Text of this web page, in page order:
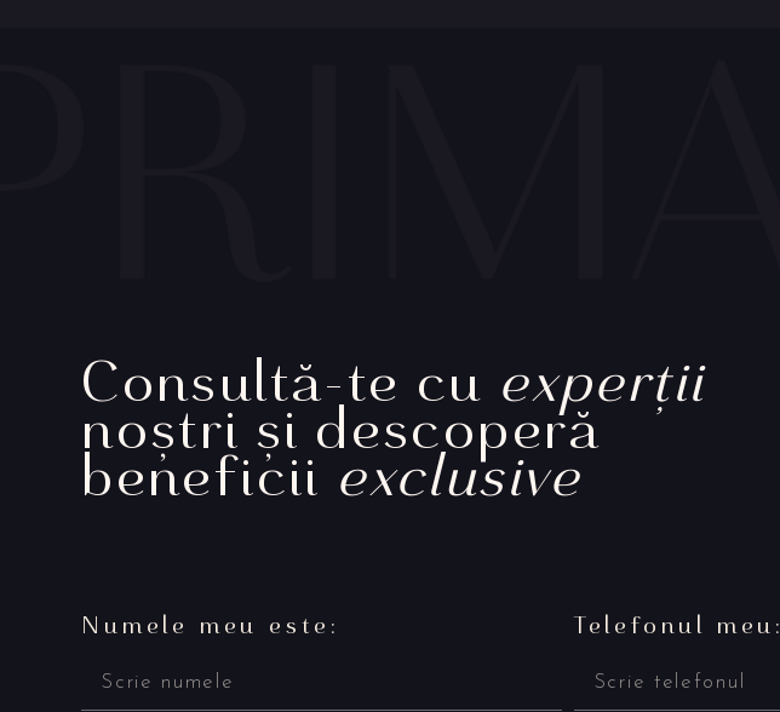
Consultă-te cu experții
noștri și descoperă
beneficii exclusive
Numele meu este: Telefonul meu: